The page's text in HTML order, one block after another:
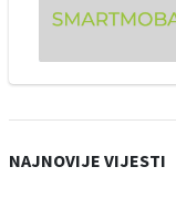
NAJNOVIJE VIJESTI